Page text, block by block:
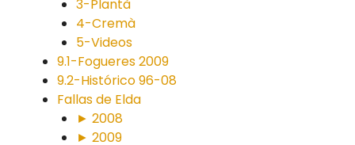
3-Plantà
4-Cremà
5-Videos
9.1-Fogueres 2009
9.2-Histórico 96-08
Fallas de Elda
► 2008
► 2009